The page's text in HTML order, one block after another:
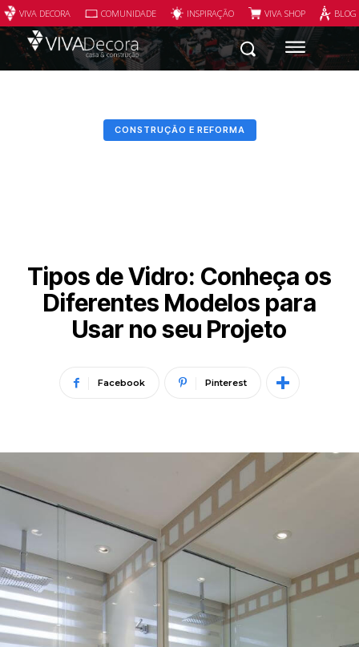
VIVA DECORA COMUNIDADE INSPIRAÇÃO VIVA SHOP
CONSTRUÇÃO E REFORMA
Tipos de Vidro: Conheça os
Diferentes Modelos para
Usar no seu Projeto
Facebook Pinterest